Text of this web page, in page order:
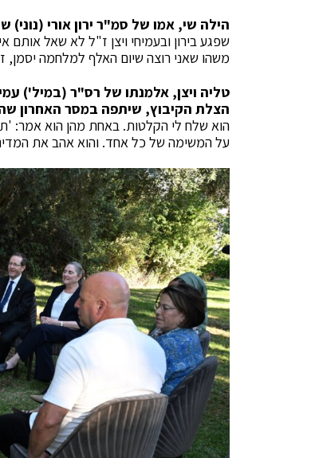
הילה שי, אמו של סמ"ר ירון אורי
שפגע בירון ובעמיחי ויצן ז"ל לא שאל
משהו שאני רוצה שיום האלף למלחמה יסמן,
טליה ויצן, אלמנתו של רס"ר (במיל')
הצלת הקיבוץ, שיתפה במסר האחרון
הוא שלח לי הקלטות. באחת מהן הוא אמר:
על המשימה של כל אחד. והוא אהב את